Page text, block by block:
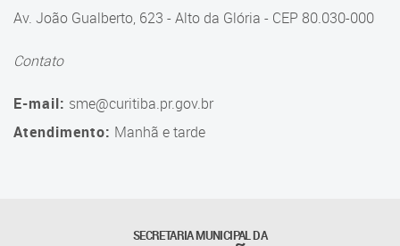
Gerência de Transporte para
a Educação Especial - SITES
Tecnologia
Av. João Gualberto, 623 - Alto da Glória - CEP 80.030-000
Contato
E-mail: sme@curitiba.pr.gov.br
Atendimento: Manhã e tarde
SECRETARIA MUNICIPAL DA